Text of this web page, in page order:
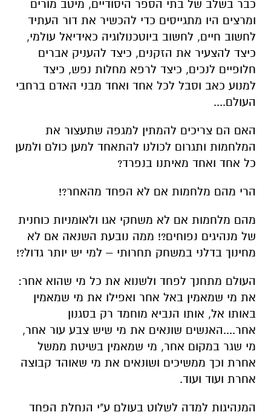
כבר בשלב של בתי הספר היסודיים, מיטב מורים
ומרצים היו מתגייסים כדי להכשיר את דור העתיד
לחשוב חיים, לחשוב ביוטכנולוגיה כאידיאל עולמי,
כיצד להצעיר את הזקנים, כיצד להעניק אברים
חלופיים לנכים, כיצד לרפא מחלות נפש, כיצד
למנוע כאב וסבל לכל אחד ואחד מבני האדם ברחבי
העולם....
האם הם צריכים להמתין למגפה שתעצור את
המלחמות ותגרום לכולנו להתאחד למען כולם ולמען
כל אחד ואחד מאיתנו בנפרד?
הרי מהם מלחמות אם לא הפחד מהאחר?!
מהם מלחמות אם לא משחקי אגו ולאומניות כוחנית
של מנהיגים נפוחים?! ממה נובעת השנאה אם לא
מחינוך בדלני במשחק תחרותי – למי יש יותר גדול?!
העולם מתחנך לפחד ולשנוא את כל מי שהוא אחר:
את מי שמאמין באל אחר ואפילו את מי שמאמין
באותו אל, אותו הנביא מוחמד רק בסגנון
אחר....האנשים שונאים את מי שיש צבע עור אחר,
מי שגר במקום אחר, מי שמאמין בשיטת ממשל
אחרת וכך ממשיכים ושונאים את מי שאוהד קבוצה
אחרת ועוד ועוד.
המנהיגות למדה לשלוט בעולם ע"י הנחלת הפחד